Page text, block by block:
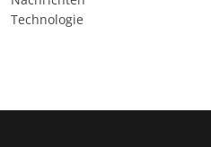
Technologie